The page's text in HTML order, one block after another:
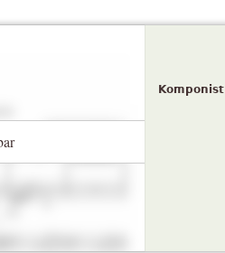
Komponist